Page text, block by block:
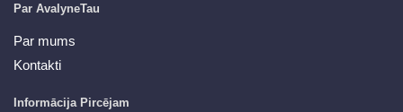
Par AvalyneTau
Par mums
Kontakti
Informācija Pircējam